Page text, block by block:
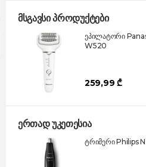
მსგავსი პროდუქტები
ეპილატორი
W520
259,99 ₾
ერთად უკეთესია
ტრიმერი Philips